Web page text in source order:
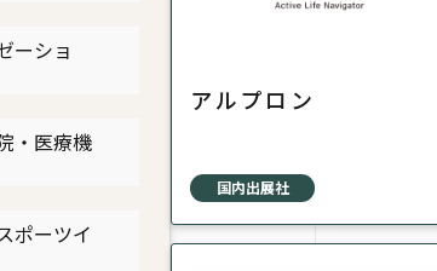
ーショ
・医療機
ポーツイ
アルプロン
国内出展社